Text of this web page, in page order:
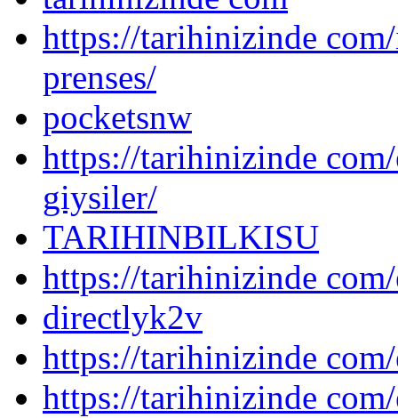
https://tarihinizinde
prenses/
pocketsnw
https://tarihinizinde
giysiler/
TARIHINBILKISU
https://tarihinizinde
directlyk2v
https://tarihinizinde
https://tarihinizinde